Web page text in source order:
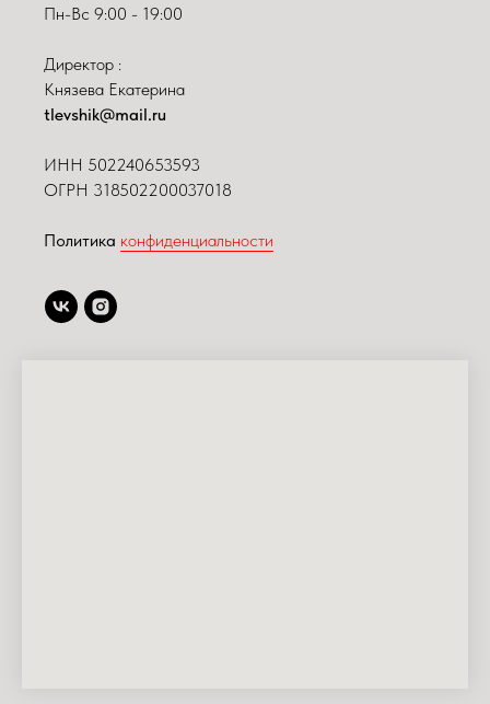
Пн-Вс 9:00 - 19:00
Директор :
Князева Екатерина
tlevshik@mail.ru
ИНН 502240653593
ОГРН 318502200037018
Политика конфиденциальности